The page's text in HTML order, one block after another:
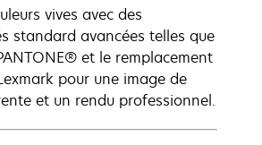
vives avec des
standard avancées telles que
et le remplacement
pour une image de
et un rendu professionnel.